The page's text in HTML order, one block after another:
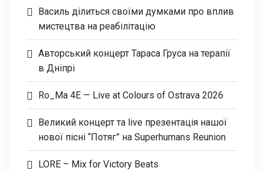
Василь ділиться своїми думками про вплив
мистецтва на реабілітацію
Авторський концерт Тараса Груса на терапії
в Дніпрі
Ro_Ma 4E — Live at Colours of Ostrava 2026
Великий концерт та live презентація нашої
нової пісні “Потяг” на Superhumans Reunion
LORE – Mix for Victory Beats